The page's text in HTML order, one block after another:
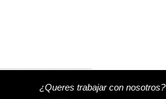
¿Queres trabajar con nosotros?